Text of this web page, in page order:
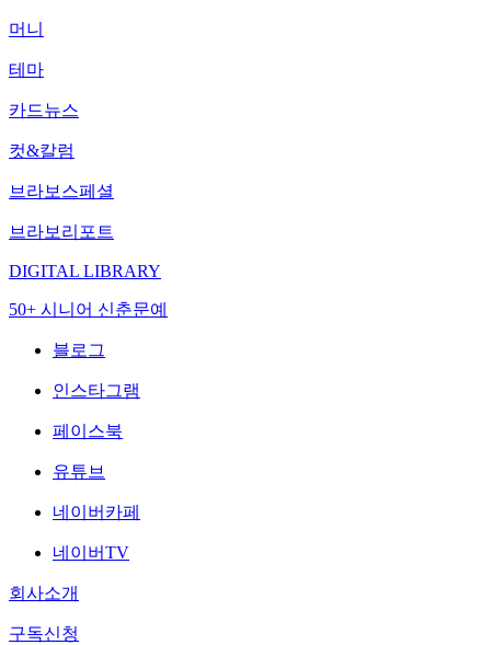
머니
테마
카드뉴스
컷&칼럼
브라보스페셜
브라보리포트
DIGITAL LIBRARY
50+ 시니어 신춘문예
블로그
인스타그램
페이스북
유튜브
네이버카페
네이버TV
회사소개
구독신청